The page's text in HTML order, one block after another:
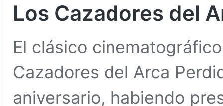
Los Cazadores del
El clásico
Cazadores del Arca
aniversario, habiendo